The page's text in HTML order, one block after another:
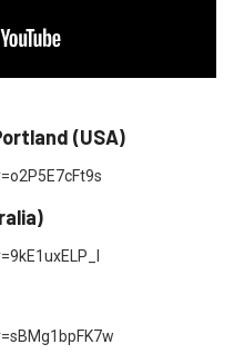
(USA)